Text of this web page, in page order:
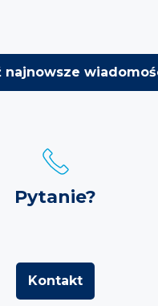
najnowsze
Pytanie?
Kontakt